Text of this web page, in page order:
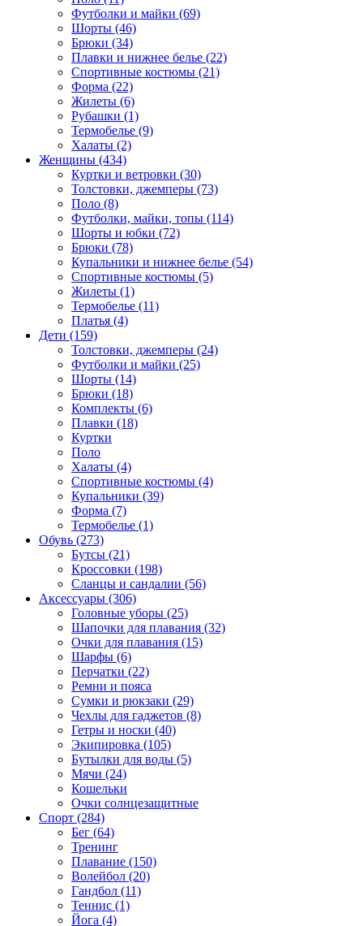
Футболки и майки (69)
Шорты (46)
Брюки (34)
Плавки и нижнее белье (22)
Спортивные костюмы (21)
Форма (22)
Жилеты (6)
Рубашки (1)
Термобелье (9)
Халаты (2)
Женщины (434)
Куртки и ветровки (30)
Толстовки, джемперы (73)
Поло (8)
Футболки, майки, топы (114)
Шорты и юбки (72)
Брюки (78)
Купальники и нижнее белье (54)
Спортивные костюмы (5)
Жилеты (1)
Термобелье (11)
Платья (4)
Дети (159)
Толстовки, джемперы (24)
Футболки и майки (25)
Шорты (14)
Брюки (18)
Комплекты (6)
Плавки (18)
Куртки
Поло
Халаты (4)
Спортивные костюмы (4)
Купальники (39)
Форма (7)
Термобелье (1)
Обувь (273)
Бутсы (21)
Кроссовки (198)
Сланцы и сандалии (56)
Аксессуары (306)
Головные уборы (25)
Шапочки для плавания (32)
Очки для плавания (15)
Шарфы (6)
Перчатки (22)
Ремни и пояса
Сумки и рюкзаки (29)
Чехлы для гаджетов (8)
Гетры и носки (40)
Экипировка (105)
Бутылки для воды (5)
Мячи (24)
Кошельки
Очки солнцезащитные
Спорт (284)
Бег (64)
Тренинг
Плавание (150)
Волейбол (20)
Гандбол (11)
Теннис (1)
Йога (4)